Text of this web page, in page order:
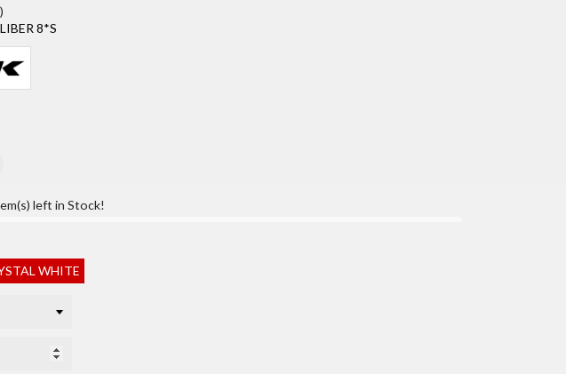
8*S
left in Stock!
WHITE